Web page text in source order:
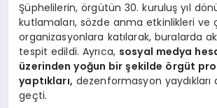
Şüphelilerin, örgütün 30. kuruluş yıl
kutlamaları, sözde anma etkinlikleri ve
organizasyonlara katılarak, buralarda
tespit edildi. Ayrıca, sosyal medya
üzerinden yoğun bir şekilde örgüt
yaptıkları, dezenformasyon yaydıkları
geçti.